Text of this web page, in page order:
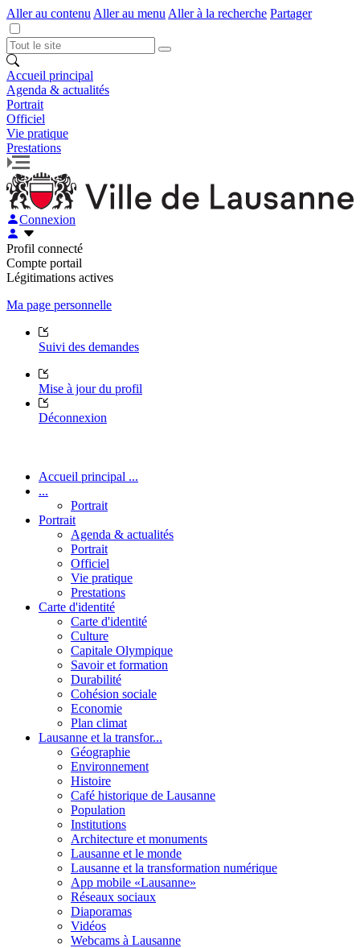
Aller au contenu Aller au menu Aller à la recherche Partager
Accueil principal
Agenda & actualités
Portrait
Officiel
Vie pratique
Prestations
Connexion
Profil connecté
Compte portail
Légitimations actives
Ma page personnelle
Suivi des demandes
Mise à jour du profil
Déconnexion
Accueil principal ...
...
Portrait
Portrait
Agenda & actualités
Portrait
Officiel
Vie pratique
Prestations
Carte d'identité
Carte d'identité
Culture
Capitale Olympique
Savoir et formation
Durabilité
Cohésion sociale
Economie
Plan climat
Lausanne et la transfor...
Géographie
Environnement
Histoire
Café historique de Lausanne
Population
Institutions
Architecture et monuments
Lausanne et le monde
Lausanne et la transformation numérique
App mobile «Lausanne»
Réseaux sociaux
Diaporamas
Vidéos
Webcams à Lausanne